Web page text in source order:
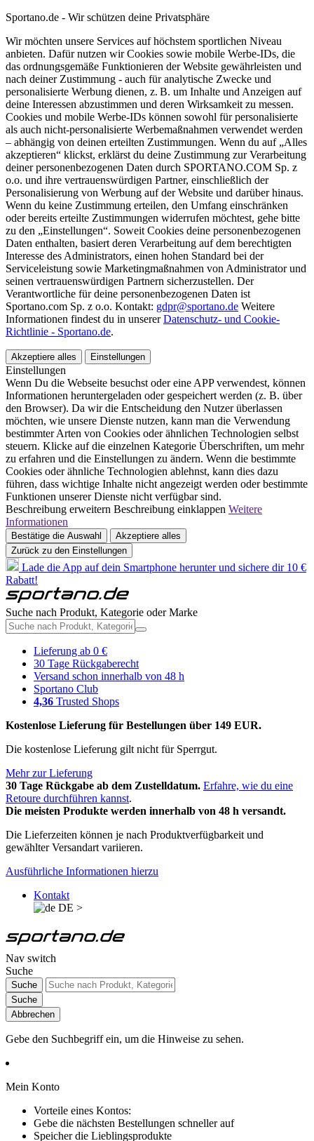
Sportano.de - Wir schützen deine Privatsphäre
Wir möchten unsere Services auf höchstem sportlichen Niveau
anbieten. Dafür nutzen wir Cookies sowie mobile Werbe-IDs, die
das ordnungsgemäße Funktionieren der Website gewährleisten und
nach deiner Zustimmung - auch für analytische Zwecke und
personalisierte Werbung dienen, z. B. um Inhalte und Anzeigen auf
deine Interessen abzustimmen und deren Wirksamkeit zu messen.
Cookies und mobile Werbe-IDs können sowohl für personalisierte
als auch nicht-personalisierte Werbemaßnahmen verwendet werden
– abhängig von deinen erteilten Zustimmungen. Wenn du auf „Alles
akzeptieren“ klickst, erklärst du deine Zustimmung zur Verarbeitung
deiner personenbezogenen Daten durch SPORTANO.COM Sp. z
o.o. und ihre vertrauenswürdigen Partner, einschließlich der
Personalisierung von Werbung auf der Website und darüber hinaus.
Wenn du keine Zustimmung erteilen, den Umfang einschränken
oder bereits erteilte Zustimmungen widerrufen möchtest, gehe bitte
zu den „Einstellungen“. Soweit Cookies deine personenbezogenen
Daten enthalten, basiert deren Verarbeitung auf dem berechtigten
Interesse des Administrators, einen hohen Standard bei der
Serviceleistung sowie Marketingmaßnahmen von Administrator und
seinen vertrauenswürdigen Partnern sicherzustellen. Der
Verantwortliche für deine personenbezogenen Daten ist
Sportano.com Sp. z o.o. Kontakt: gdpr@sportano.de Weitere
Informationen findest du in unsererDatenschutz- und Cookie-
Richtlinie - Sportano.de.
Akzeptiere alles Einstellungen
Einstellungen
Wenn Du die Webseite besuchst oder eine APP verwendest, können
Informationen heruntergeladen oder gespeichert werden (z. B. über
den Browser). Da wir die Entscheidung den Nutzer überlassen
möchten, wie unsere Dienste nutzen, kann man die Verwendung
bestimmter Arten von Cookies oder ähnlichen Technologien selbst
steuern. Klicke auf die einzelnen Kategorie Überschriften, um mehr
zu erfahren und die Einstellungen zu ändern. Wenn die bestimmte
Cookies oder ähnliche Technologien ablehnst, kann dies dazu
führen, dass wichtige Inhalte nicht angezeigt werden oder bestimmte
Funktionen unserer Dienste nicht verfügbar sind.
Beschreibung erweitern Beschreibung einklappen Weitere
Informationen
Bestätige die Auswahl
Akzeptiere alles
Zurück zu den Einstellungen
Lade die App auf dein Smartphone herunter und sichere dir 10 €
Rabatt!
Suche nach Produkt, Kategorie oder Marke
Lieferung ab 0 €
30 Tage Rückgaberecht
Versand schon innerhalb von 48 h
Sportano Club
4,36 Trusted Shops
Kostenlose Lieferung für Bestellungen über 149 EUR.
Die kostenlose Lieferung gilt nicht für Sperrgut.
Mehr zur Lieferung
30 Tage Rückgabe ab dem Zustelldatum. Erfahre, wie du eine
Retoure durchführen kannst.
Die meisten Produkte werden innerhalb von 48 h versandt.
Die Lieferzeiten können je nach Produktverfügbarkeit und
gewählter Versandart variieren.
Ausführliche Informationen hierzu
Kontakt
DE >
Nav switch
Suche
Suche
Suche
Abbrechen
Gebe den Suchbegriff ein, um die Hinweise zu sehen.
Mein Konto
Vorteile eines Kontos:
Gebe die nächsten Bestellungen schneller auf
Speicher die Lieblingsprodukte